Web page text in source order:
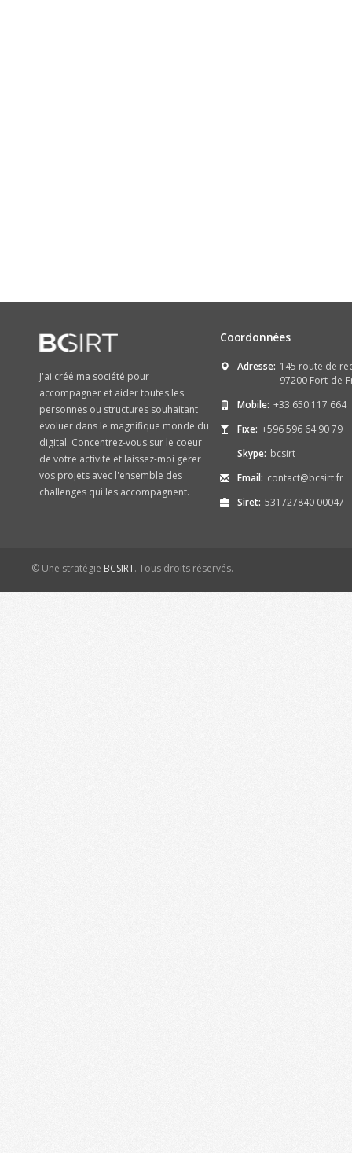
J'ai créé ma société pour
accompagner et aider toutes les
personnes ou structures souhaitant
évoluer dans le magnifique monde du
digital. Concentrez-vous sur le coeur
de votre activité et laissez-moi gérer
vos projets avec l'ensemble des
challenges qui les accompagnent.
Coordonnées
Adresse: 145 route de
97200 Fort-de-
Mobile: +33 650 117 664
Fixe: +596 596 64 90 79
Skype: bcsirt
Email: contact@bcsirt.fr
Siret: 531727840 00047
© Une stratégie BCSIRT. Tous droits réservés.